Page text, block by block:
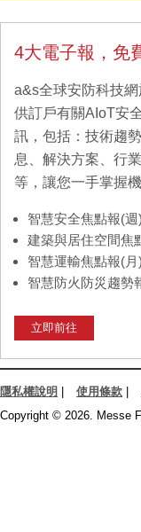
4大電子報，免
a&s全球安防科技
供訂戶有關AIoT安
訊，包括：技術趨
息、解決方案、行
等，讓您一手掌握
智慧安全焦點報(週)
建築與居住空間焦
智慧運輸焦點報(月)
智慧防火防災趨勢
立即前往
隱私權說明 使用條款
Copyright © 2026. Messe